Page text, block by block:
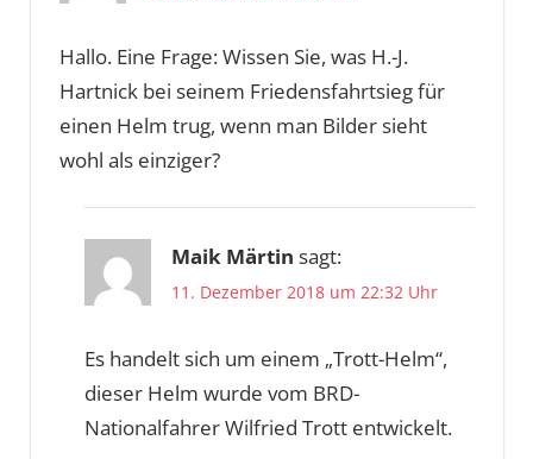
Hallo. Eine Frage: Wissen Sie, was H.-J.
Hartnick bei seinem Friedensfahrtsieg für
einen Helm trug, wenn man Bilder sieht
wohl als einziger?
Maik Märtin sagt:
11. Dezember 2018 um 22:32 Uhr
Es handelt sich um einem „Trott-Helm“,
dieser Helm wurde vom BRD-
Nationalfahrer Wilfried Trott entwickelt.